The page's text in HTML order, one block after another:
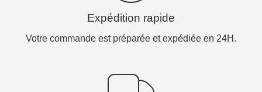
Expédition rapide
Votre commande est préparée et expédiée en 24H.